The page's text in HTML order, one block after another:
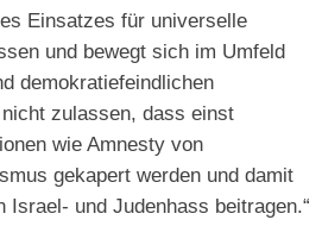
Einsatzes für universelle
und bewegt sich im Umfeld
demokratiefeindlichen
zulassen, dass einst
wie Amnesty von
gekapert werden und damit
Israel- und Judenhass beitragen.“